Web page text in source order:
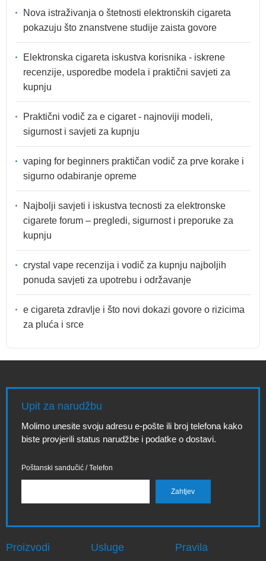
Nova istraživanja o štetnosti elektronskih cigareta
pokazuju što znanstvene studije zaista govore
Elektronska cigareta iskustva korisnika - iskrene
recenzije, usporedbe modela i praktični savjeti za
kupnju
Praktični vodič za e cigaret - najnoviji modeli,
sigurnost i savjeti za kupnju
vaping for beginners praktičan vodič za prve korake i
sigurno odabiranje opreme
Najbolji savjeti i iskustva tecnosti za elektronske
cigarete forum – pregledi, sigurnost i preporuke za
kupnju
crystal vape recenzija i vodič za kupnju najboljih
ponuda savjeti za upotrebu i održavanje
e cigareta zdravlje i što novi dokazi govore o rizicima
za pluća i srce
Upit za narudžbu
Molimo unesite svoju adresu e-pošte ili broj telefona kako
biste provjerili status narudžbe i podatke o dostavi.
Poštanski sandučić / Telefon
Proizvodi Usluge Pravila